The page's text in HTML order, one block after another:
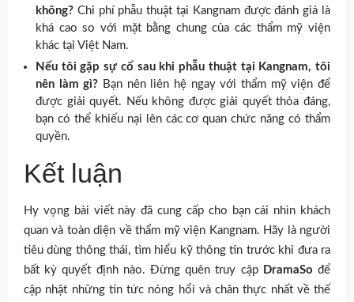
không? Chi phí phẫu thuật tại Kangnam được đánh giá là
khá cao so với mặt bằng chung của các thẩm mỹ viện
khác tại Việt Nam.
Nếu tôi gặp sự cố sau khi phẫu thuật tại Kangnam, tôi
nên làm gì? Bạn nên liên hệ ngay với thẩm mỹ viện để
được giải quyết. Nếu không được giải quyết thỏa đáng,
bạn có thể khiếu nại lên các cơ quan chức năng có thẩm
quyền.
Kết luận
Hy vọng bài viết này đã cung cấp cho bạn cái nhìn khách
quan và toàn diện về thẩm mỹ viện Kangnam. Hãy là người
tiêu dùng thông thái, tìm hiểu kỹ thông tin trước khi đưa ra
bất kỳ quyết định nào. Đừng quên truy cập DramaSođể
cập nhật những tin tức nóng hổi và chân thực nhất về thế